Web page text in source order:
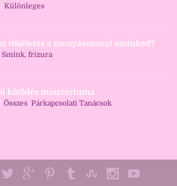
|Különleges
tökéletes a menyasszonyi sminked?
|Smink, frizura
kötődés misztériuma
|Összes ,Párkapcsolati Tanácsok